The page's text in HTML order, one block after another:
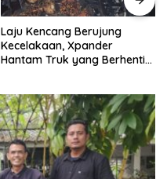
Kurang dari 1×24 Jam, Polsek
Lima Puluh Ringkus Pelaku
Curas